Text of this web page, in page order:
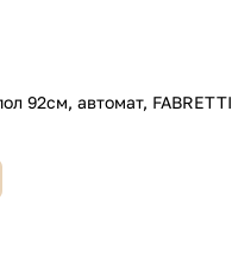
92см, автомат, FABRETTI